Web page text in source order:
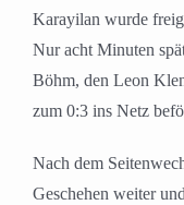
Karayilan wurde
Nur acht Minuten
Böhm, den Leon
zum 0:3 ins Netz
Nach dem
Geschehen weiter